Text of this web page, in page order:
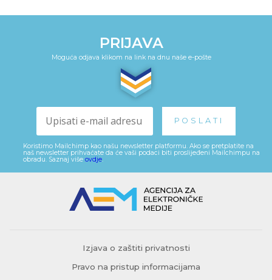
PRIJAVA
Moguća odjava klikom na link na dnu naše e-pošte
Koristimo Mailchimp kao našu newsletter platformu. Ako se pretplatite na
naš newsletter prihvaćate da će vaši podaci biti proslijeđeni Mailchimpu na
obradu. Saznaj više ovdje
Izjava o zaštiti privatnosti
Pravo na pristup informacijama